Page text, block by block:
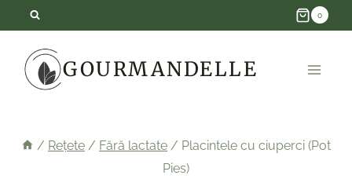
content
0
GOURMANDELLE
/ Rețete / Fără lactate / Placintele cu ciuperci (Pot
Pies)